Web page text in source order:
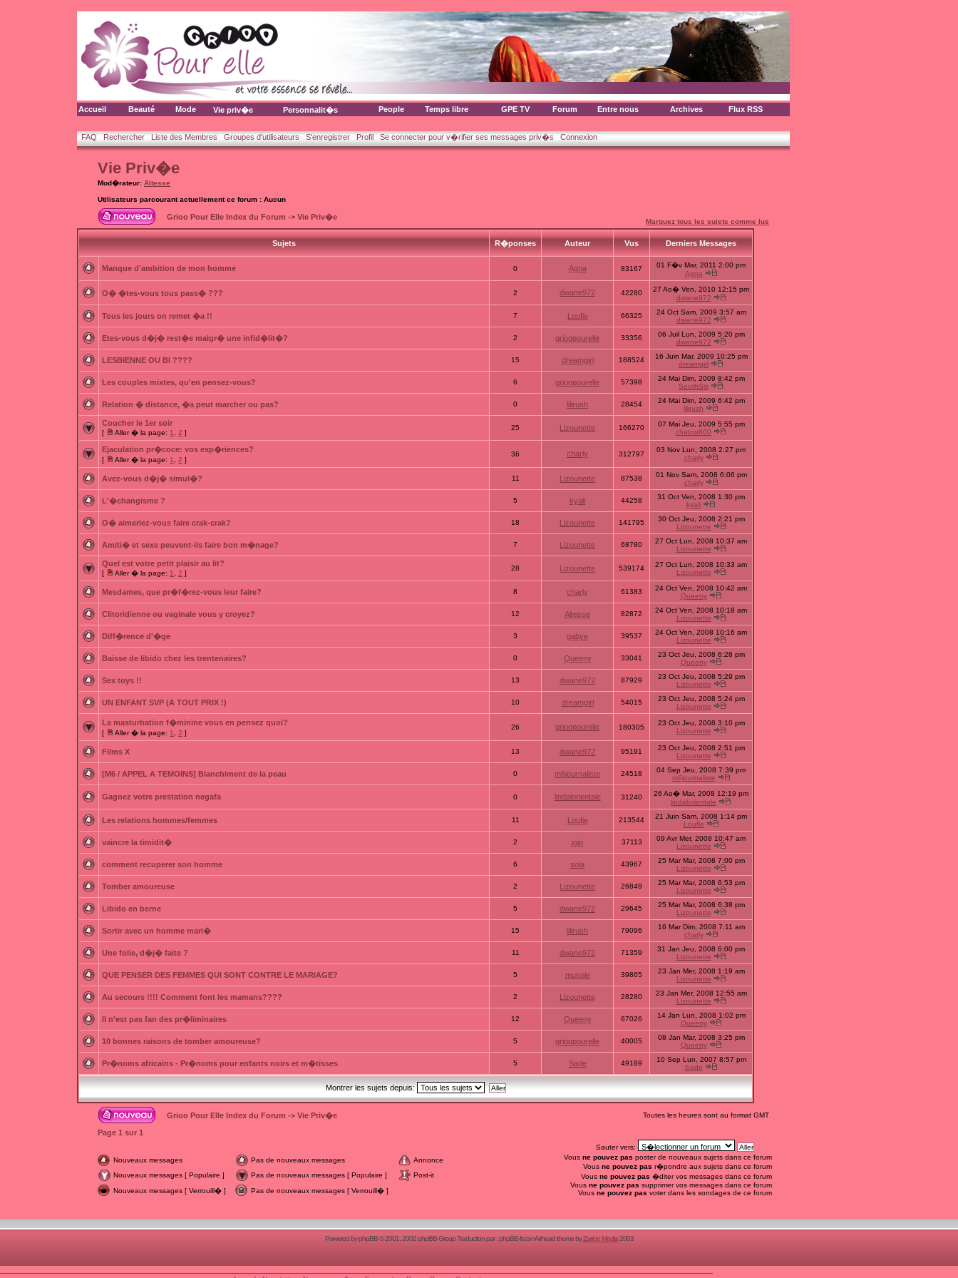
Accueil Beauté Mode Vie priv�e Personnalit�s People Temps libre GPE TV Forum Entre nous Archives Flux RSS
FAQ Rechercher Liste des Membres Groupes d'utilisateurs S'enregistrer Profil Se connecter pour v�rifier ses messages priv�s Connexion
Vie Priv�e
Mod�rateur: Altesse
Utilisateurs parcourant actuellement ce forum : Aucun
Grioo Pour Elle Index du Forum -> Vie Priv�e
Marquez tous les sujets comme lus
Sujets R�ponses Auteur Vus Derniers Messages
Manque d'ambition de mon homme 0 Agna 83167
01 F�v Mar, 2011 2:00 pm
Agna
O� �tes-vous tous pass� ??? 2 dwane972 42280
27 Ao� Ven, 2010 12:15 pm
dwane972
Tous les jours on remet �a !! 7 Loufie 66325
24 Oct Sam, 2009 3:57 am
dwane972
Etes-vous d�j� rest�e malgr� une infid�lit�? 2 grioopourelle 33356
06 Juil Lun, 2009 5:20 pm
dwane972
LESBIENNE OU BI ???? 15 dreamgirl 188524
16 Juin Mar, 2009 10:25 pm
dreamgirl
Les couples mixtes, qu'en pensez-vous? 6 grioopourelle 57398
24 Mai Dim, 2009 8:42 pm
SouthSis
Relation � distance, �a peut marcher ou pas? 0 lilirush 28454
24 Mai Dim, 2009 6:42 pm
lilirush
Coucher le 1er soir
[ Aller � la page: 1 2 ]
25 Lizounette 166270
07 Mai Jeu, 2009 5:55 pm
chatou800
Ejaculation pr�coce: vos exp�riences?
[ Aller � la page: 1 2 ]
36 charly 312797
03 Nov Lun, 2008 2:27 pm
charly
Avez-vous d�j� simul�? 11 Lizounette 87538
01 Nov Sam, 2008 6:06 pm
charly
L'�changisme ? 5 kyali 44258
31 Oct Ven, 2008 1:30 pm
kyali
O� aimeriez-vous faire crak-crak? 18 Lizounette 141795
30 Oct Jeu, 2008 2:21 pm
Lizounette
Amiti� et sexe peuvent-ils faire bon m�nage? 7 Lizounette 68780
27 Oct Lun, 2008 10:37 am
Lizounette
Quel est votre petit plaisir au lit?
[ Aller � la page: 1 2 ]
28 Lizounette 539174
27 Oct Lun, 2008 10:33 am
Lizounette
Mesdames, que pr�f�rez-vous leur faire? 8 charly 61383
24 Oct Ven, 2008 10:42 am
Queeny
Clitoridienne ou vaginale vous y croyez? 12 Altesse 82872
24 Oct Ven, 2008 10:18 am
Lizounette
Diff�rence d'�ge 3 gabye 39537
24 Oct Ven, 2008 10:16 am
Lizounette
Baisse de libido chez les trentenaires? 0 Queeny 33041
23 Oct Jeu, 2008 6:28 pm
Queeny
Sex toys !! 13 dwane972 87929
23 Oct Jeu, 2008 5:29 pm
Lizounette
UN ENFANT SVP (A TOUT PRIX !) 10 dreamgirl 54015
23 Oct Jeu, 2008 5:24 pm
Lizounette
La masturbation f�minine vous en pensez quoi?
[ Aller � la page: 1 2 ]
26 grioopourelle 180305
23 Oct Jeu, 2008 3:10 pm
Lizounette
Films X 13 dwane972 95191
23 Oct Jeu, 2008 2:51 pm
Lizounette
[M6 / APPEL A TEMOINS] Blanchiment de la peau 0 m6journaliste 24518
04 Sep Jeu, 2008 7:39 pm
m6journaliste
Gagnez votre prestation negafa 0 lindalorientale 31240
26 Ao� Mar, 2008 12:19 pm
lindalorientale
Les relations hommes/femmes 11 Loufie 213544
21 Juin Sam, 2008 1:14 pm
Loufie
vaincre la timidit� 2 jojo 37113
09 Avr Mer, 2008 10:47 am
Lizounette
comment recuperer son homme 6 sola 43967
25 Mar Mar, 2008 7:00 pm
Lizounette
Tomber amoureuse 2 Lizounette 26849
25 Mar Mar, 2008 6:53 pm
Lizounette
Libido en berne 5 dwane972 29645
25 Mar Mar, 2008 6:38 pm
Lizounette
Sortir avec un homme mari� 15 lilirush 79096
16 Mar Dim, 2008 7:11 am
charly
Une folie, d�j� faite ? 11 dwane972 71359
31 Jan Jeu, 2008 6:00 pm
Lizounette
QUE PENSER DES FEMMES QUI SONT CONTRE LE MARIAGE? 5 musole 39865
23 Jan Mer, 2008 1:19 am
Lizounette
Au secours !!!! Comment font les mamans???? 2 Lizounette 28280
23 Jan Mer, 2008 12:55 am
Lizounette
Il n'est pas fan des pr�liminaires 12 Queeny 67026
14 Jan Lun, 2008 1:02 pm
Queeny
10 bonnes raisons de tomber amoureuse? 5 grioopourelle 40005
08 Jan Mar, 2008 3:25 pm
Queeny
Pr�noms africains - Pr�noms pour enfants noirs et m�tisses 5 Sade 49189
10 Sep Lun, 2007 8:57 pm
Sade
Montrer les sujets depuis:
Grioo Pour Elle Index du Forum -> Vie Priv�e Toutes les heures sont au format GMT
Page 1 sur 1
Sauter vers:
Nouveaux messages
Pas de nouveaux messages
Annonce
Nouveaux messages [ Populaire ]
Pas de nouveaux messages [ Populaire ]
Post-it
Nouveaux messages [ Verrouill� ]
Pas de nouveaux messages [ Verrouill� ]
Vous ne pouvez pas poster de nouveaux sujets dans ce forum
Vous ne pouvez pas r�pondre aux sujets dans ce forum
Vous ne pouvez pas �diter vos messages dans ce forum
Vous ne pouvez pas supprimer vos messages dans ce forum
Vous ne pouvez pas voter dans les sondages de ce forum
Powered byphpBB© 2001, 2002 phpBB Group Traduction par :phpBB-fr.comAirhead theme byZarron Media2003